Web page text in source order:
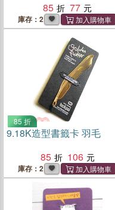
85
77
庫存：2
85 折
9.18K造型書籤卡 羽毛
85
106
庫存：2